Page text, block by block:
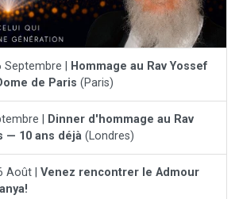
|
Hommage au Rav Yossef
de Paris (Paris)
|
Dinner d'hommage au Rav
— 10 ans déjà (Londres)
Août | Venez rencontrer le Admour